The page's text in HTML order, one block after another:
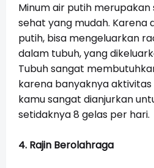
Minum air putih
sehat yang mudah. Karena
putih, bisa mengeluarkan
dalam tubuh, yang
Tubuh sangat
karena banyaknya
kamu sangat dianjurkan
setidaknya 8 gelas per hari.
4. Rajin Berolahraga